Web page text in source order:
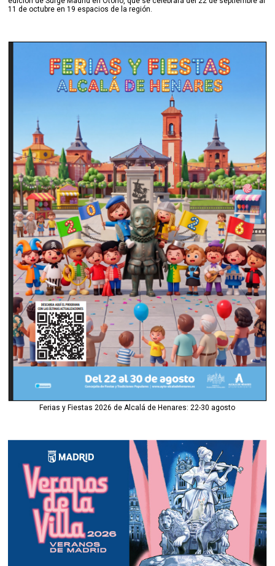
11 de octubre en 19 espacios de la región.
Ferias y Fiestas 2026 de Alcalá de Henares: 22-30 agosto